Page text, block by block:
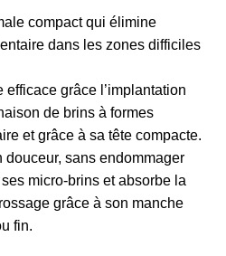
compact qui élimine
dans les zones difficiles
efficace grâce l’implantation
de brins à formes
et grâce à sa tête compacte.
sans endommager
micro-brins et absorbe la
grâce à son manche
fin.